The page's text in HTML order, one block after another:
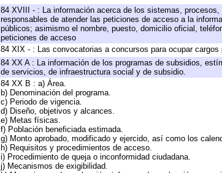
84 XVIII - : La información acerca de los sistemas,
responsables de atender las peticiones de acceso a la
públicos; asimismo el nombre, puesto, domicilio oficial,
peticiones de acceso
84 XIX - : Las convocatorias a concursos para ocupar
84 XX A : La información de los programas de subsidios,
de servicios, de infraestructura social y de subsidio.
84 XX B : a) Área.
b) Denominación del programa.
c) Periodo de vigencia.
d) Diseño, objetivos y alcances.
e) Metas físicas.
f) Población beneficiada estimada.
g) Monto aprobado, modificado y ejercido, así como los
h) Requisitos y procedimientos de acceso.
i) Procedimiento de queja o inconformidad ciudadana.
j) Mecanismos de exigibilidad.